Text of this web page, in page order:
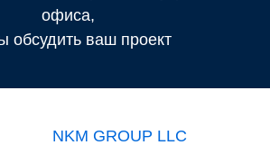
офиса,
обсудить ваш проект
NKM GROUP LLC